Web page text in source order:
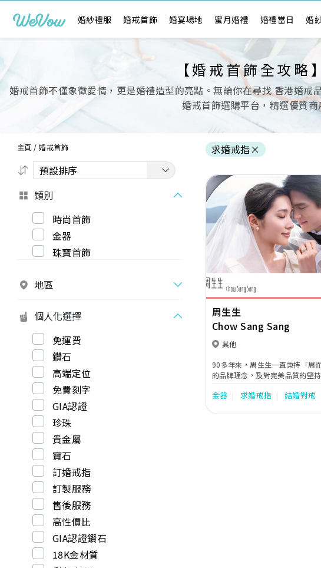
婚紗禮服 婚戒首飾 婚宴場地 蜜月婚禮 婚禮當日 婚
【婚戒首飾全攻
婚戒首飾不僅象徵愛情，更是婚禮造型的亮點。無論你在尋找 香港婚
婚戒首飾選購平台，精選優質
主頁 /婚戒首飾
類別
時尚首飾
金器
珠寶首飾
地區
個人化選擇
免運費
鑽石
高端定位
免費刻字
GIA認證
珍珠
貴金屬
寶石
訂婚戒指
訂製服務
售後服務
高性價比
GIA認證鑽石
18K金材質
求婚戒指×
Previous
周生生
Chow Sang Sang
其他
90多年來，周生生一直秉持「周
的品牌理念，及對完美品質的堅
運的工藝精心鑄造出糅合著典雅
元素的珠寶作品，於不同場合全
妙地串聯起生命中的大小里程，
金器 求婚戒指 結婚對戒